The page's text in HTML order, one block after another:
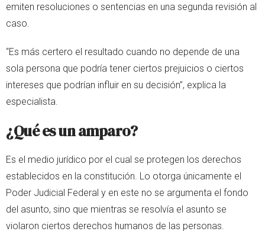
emiten resoluciones o sentencias en una segunda revisión al
caso.
“Es más certero el resultado cuando no depende de una
sola persona que podría tener ciertos prejuicios o ciertos
intereses que podrían influir en su decisión”, explica la
especialista.
¿Qué es un amparo?
Es el medio jurídico por el cual se protegen los derechos
establecidos en la constitución. Lo otorga únicamente el
Poder Judicial Federal y en este no se argumenta el fondo
del asunto, sino que mientras se resolvía el asunto se
violaron ciertos derechos humanos de las personas.